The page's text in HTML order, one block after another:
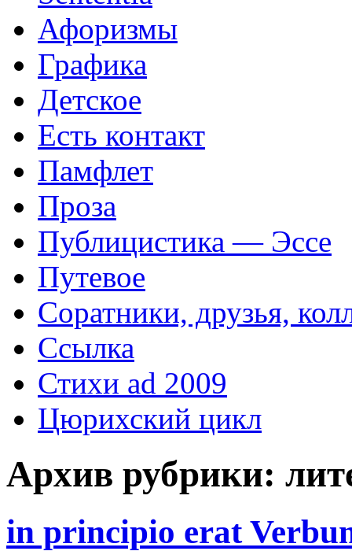
Афоризмы
Графика
Детское
Есть контакт
Памфлет
Проза
Публицистика — Эссе
Путевое
Соратники, друзья,
Ссылка
Стихи ad 2009
Цюрихский цикл
Архив рубрики:
in principio erat